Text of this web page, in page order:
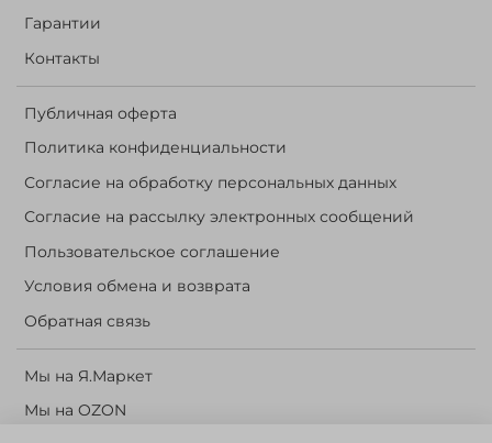
Гарантии
Контакты
Публичная оферта
Политика конфиденциальности
Согласие на обработку персональных данных
Согласие на рассылку электронных сообщений
Пользовательское соглашение
Условия обмена и возврата
Обратная связь
Мы на Я.Маркет
Мы на OZON